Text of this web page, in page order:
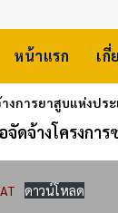
หน้าแรก เกี่
งการยาสูบแห่งประ
ดจ้างโครงกา
ดาวน์โหลด